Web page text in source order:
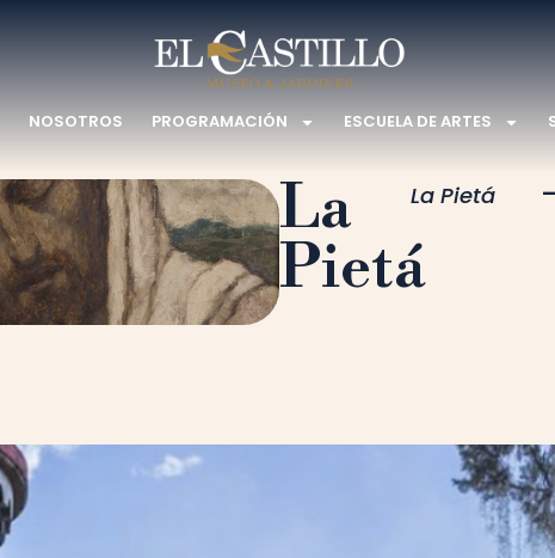
NOSOTROS PROGRAMACIÓN ESCUELA DE ARTES
La
Pietá
La Pietá